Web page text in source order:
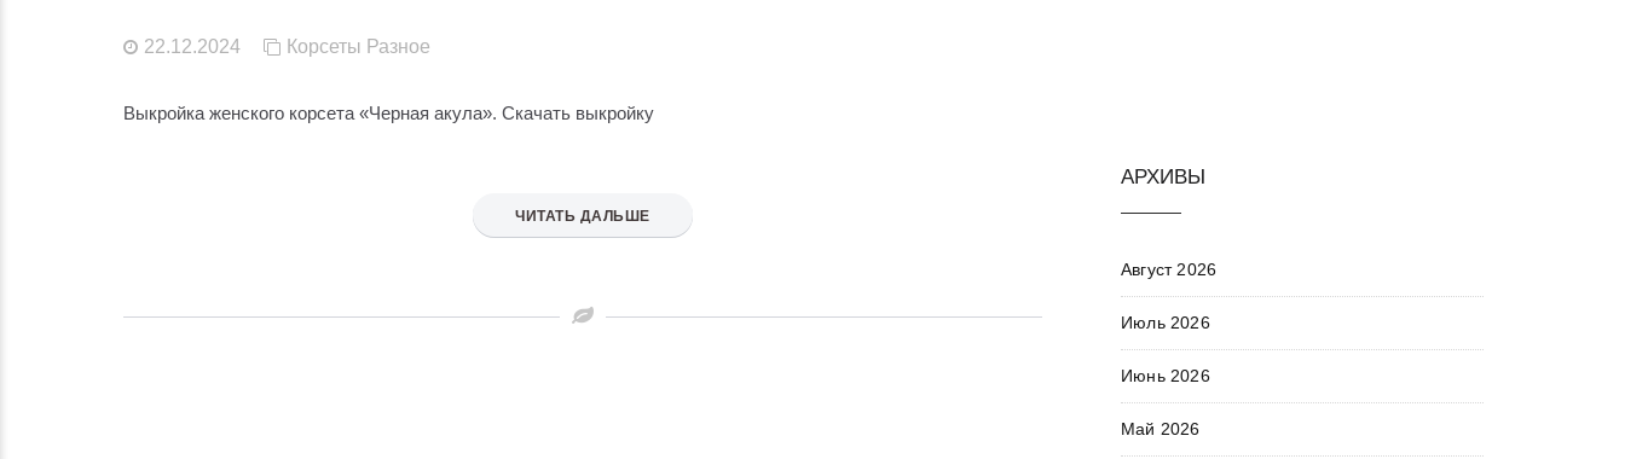
22.12.2024 Корсеты Разное
Выкройка женского корсета «Черная акула». Скачать выкройку
ЧИТАТЬ ДАЛЬШЕ
АРХИВЫ
Август 2026
Июль 2026
Июнь 2026
Май 2026